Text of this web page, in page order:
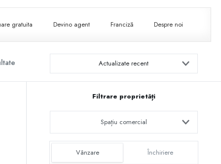
gratuita Devino agent Franciză Despre noi
Actualizate recent
Filtrare proprietăți
Spațiu comercial
Vânzare Închiriere